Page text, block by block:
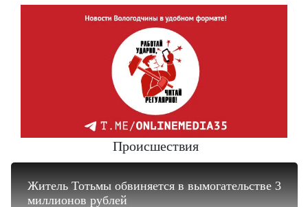
Происшествия
Житель Тотьмы обвиняется в вымогательстве 3
миллионов рублей